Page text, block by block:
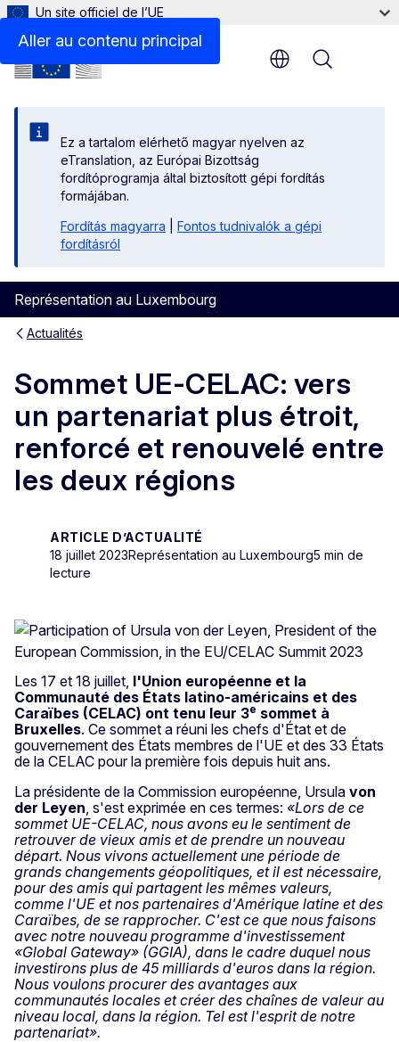
Aller au contenu principal
Un site officiel de l’UE
Ez a tartalom elérhető magyar nyelven az
eTranslation, az Európai Bizottság
fordítóprogramja által biztosított gépi fordítás
formájában.
Fordítás magyarra
Fontos tudnivalók a gépi
fordításról
Représentation au Luxembourg
Menu
Actualités
Sommet UE-CELAC: vers
un partenariat plus étroit,
renforcé et renouvelé entre
les deux régions
ARTICLE D’ACTUALITÉ
18 juillet 2023Représentation au Luxembourg5 min de
lecture
Les 17 et 18 juillet, l'Union européenne et la
Communauté des États latino-américains et des
Caraïbes (CELAC) ont tenu leur 3e sommet à
Bruxelles. Ce sommet a réuni les chefs d'État et de
gouvernement des États membres de l'UE et des 33 États
de la CELAC pour la première fois depuis huit ans.
La présidente de la Commission européenne, Ursula von
der Leyen , s'est exprimée en ces termes: «Lors de ce
sommet UE-CELAC, nous avons eu le sentiment de
retrouver de vieux amis et de prendre un nouveau
départ. Nous vivons actuellement une période de
grands changements géopolitiques, et il est nécessaire,
pour des amis qui partagent les mêmes valeurs,
comme l'UE et nos partenaires d'Amérique latine et des
Caraïbes, de se rapprocher. C'est ce que nous faisons
avec notre nouveau programme d'investissement
«Global Gateway» (GGIA), dans le cadre duquel nous
investirons plus de 45 milliards d'euros dans la région.
Nous voulons procurer des avantages aux
communautés locales et créer des chaînes de valeur au
niveau local, dans la région. Tel est l'esprit de notre
partenariat».